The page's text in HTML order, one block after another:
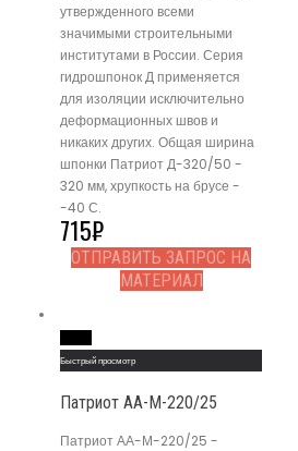
утвержденного всеми
значимыми строительными
институтами в России. Серия
гидрошпонок Д применяется
для изоляции исключительно
деформационных швов и
никаких других. Общая ширина
шпонки Патриот Д-320/50 -
320 мм, хрупкость на брусе -
-40 С.
715₽
ОТПРАВИТЬ ЗАПРОС НА
МАТЕРИАЛ
Быстрый просмотр
Патриот АА-М-220/25
Патриот АА-М-220/25 -